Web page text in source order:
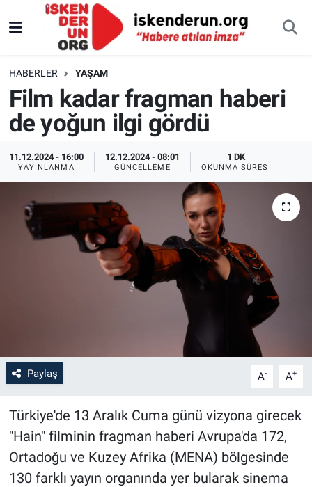
HABERLER YAŞAM
Film kadar fragman haberi
de yoğun ilgi gördü
11.12.2024 - 16:00
YAYINLANMA
12.12.2024 - 08:01
GÜNCELLEME
1 DK
OKUNMA SÜRESI
Paylaş A- A+
Türkiye'de 13 Aralık Cuma günü vizyona girecek
"Hain" filminin fragman haberi Avrupa'da 172,
Ortadoğu ve Kuzey Afrika (MENA) bölgesinde
130 farklı yayın organında yer bularak sinema